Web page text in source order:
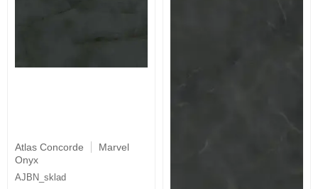
Atlas Concorde
Marvel
Onyx
AJBN_sklad